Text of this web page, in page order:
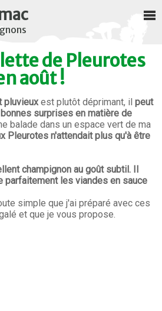
de Pleurotes
août !
pluvieuxest plutôt déprimant, il peut
surprises en matière de
balade dans un espace vert de ma
Pleurotes n'attendait plus qu'à être
champignon au goût subtil. Il
parfaitement les viandes en sauce
simple que j'ai préparé avec ces
et que je vous propose.